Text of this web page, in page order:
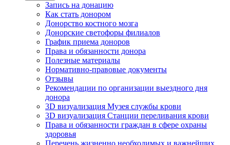
Запись на донацию
Как стать донором
Донорство костного мозга
Донорские светофоры филиалов
График приема доноров
Права и обязанности донора
Полезные материалы
Нормативно-правовые документы
Отзывы
Рекомендации по организации выездного дня
донора
3D визуализация Музея службы крови
3D визуализация Станции переливания крови
Права и обязанности граждан в сфере охраны
здоровья
Перечень жизненно необходимых и важнейших